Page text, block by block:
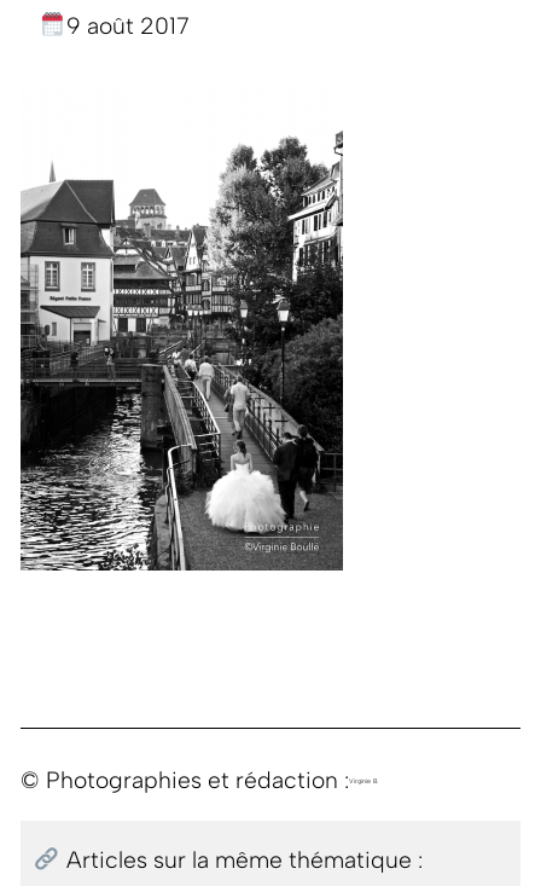
9 août 2017
© Photographies et rédaction :Virginie B.
Articles sur la même thématique :